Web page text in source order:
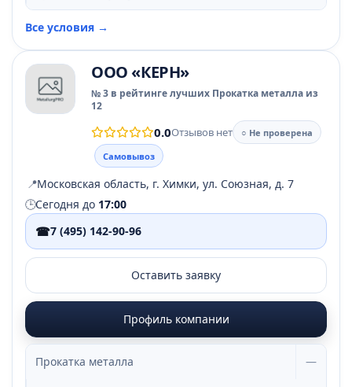
Все условия →
ООО «КЕРН»
№ 3 в рейтинге лучших Прокатка металла из
12
0.0Отзывов нет
○ Не проверена
Самовывоз
📍Московская область, г. Химки, ул. Союзная, д. 7
🕒Сегодня до 17:00
☎7 (495) 142-90-96
Оставить заявку
Профиль компании
Прокатка металла —